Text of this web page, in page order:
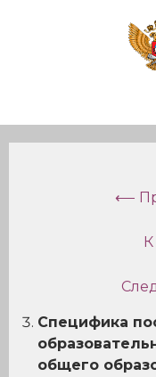
⟵
Специфика
общего